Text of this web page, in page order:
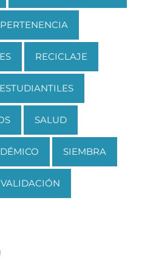
PERTENENCIA
RECICLAJE
SALUD
SIEMBRA
VALIDACIÓN